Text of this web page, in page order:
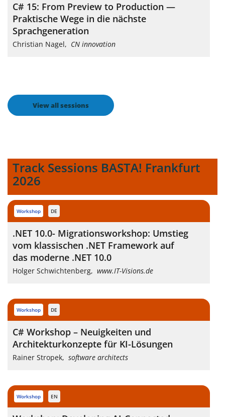
C# 15: From Preview to Production —
Praktische Wege in die nächste
Sprachgeneration
Christian Nagel, CN innovation
View all sessions
Track Sessions BASTA! Frankfurt
2026
workshop DE
.NET 10.0- Migrationsworkshop: Umstieg
vom klassischen .NET Framework auf
das moderne .NET 10.0
Holger Schwichtenberg, www.IT-Visions.de
workshop DE
C# Workshop – Neuigkeiten und
Architekturkonzepte für KI-Lösungen
Rainer Stropek, software architects
workshop EN